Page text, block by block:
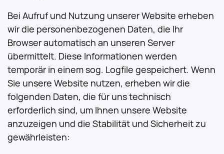
Bei Aufruf und Nutzung unserer Website erheben
wir die personenbezogenen Daten, die Ihr
Browser automatisch an unseren Server
übermittelt. Diese Informationen werden
temporär in einem sog. Logfile gespeichert. Wenn
Sie unsere Website nutzen, erheben wir die
folgenden Daten, die für uns technisch
erforderlich sind, um Ihnen unsere Website
anzuzeigen und die Stabilität und Sicherheit zu
gewährleisten: